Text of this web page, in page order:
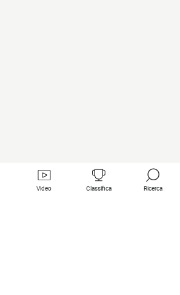
Video Classifica Ricerca